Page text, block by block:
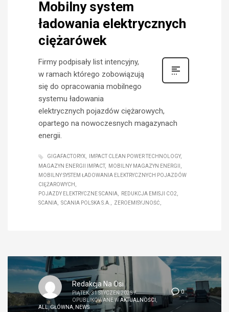
Mobilny system
ładowania elektrycznych
ciężarówek
Firmy podpisały list intencyjny,
w ramach którego zobowiązują
się do opracowania mobilnego
systemu ładowania
elektrycznych pojazdów ciężarowych,
opartego na nowoczesnych magazynach
energii.
GIGAFACTORYX
IMPACT CLEAN POWER TECHNOLOGY
MAGAZYN ENERGII IMPACT
MOBILNY MAGAZYN ENERGII
MOBILNY SYSTEM ŁADOWANIA ELEKTRYCZNYCH POJAZDÓW
CIĘŻAROWYCH
POJAZDY ELEKTRYCZNE SCANIA
REDUKCJA EMISJI CO2
SCANIA
SCANIA POLSKA S.A. ZEROEMISYJNOŚĆ
0
Redakcja Na Osi
PIĄTEK, 31 STYCZEŃ 2025/
OPUBLIKOWANE WAKTUALNOŚCI
ALL,GŁÓWNA NEWS